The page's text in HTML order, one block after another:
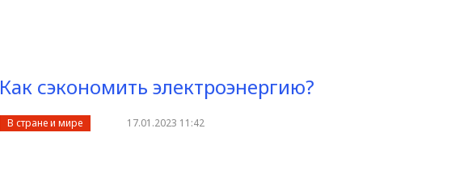
Как сэкономить электроэнергию?
В стране и мире 17.01.2023 11:42